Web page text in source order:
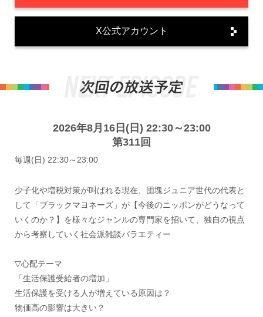
X公式アカウント
2026年8月16日(日) 22:30～23:00
第311回
毎週(日) 22:30～23:00
少子化や増税対策が叫ばれる現在、団塊ジュニア世代の代表と
して「ブラックマヨネーズ」が【今後のニッポンがどうなって
いくのか？】を様々なジャンルの専門家を招いて、独自の視点
から考察していく社会派雑談バラエティー
▽心配テーマ
「生活保護受給者の増加」
生活保護を受ける人が増えている原因は？
物価高の影響は大きい？